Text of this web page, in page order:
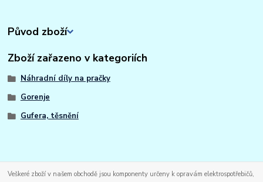
Původ zboží
Zboží zařazeno v kategoriích
Náhradní díly na pračky
Gorenje
Gufera, těsnění
Veškeré zboží v našem obchodě jsou komponenty určeny k opravám elektrospotřebičů,